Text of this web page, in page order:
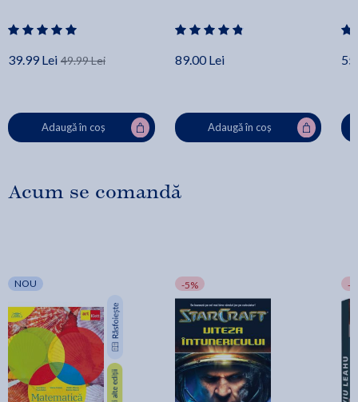
39.99 Lei 49.99 Lei
Adaugă în coș
89.00 Lei
Adaugă în coș
Acum se comandă
NOU -5% -